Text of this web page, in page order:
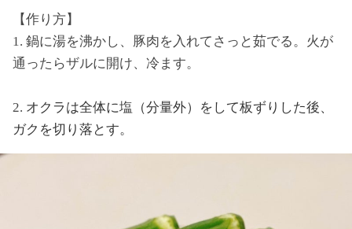
【作り方】
1. 鍋に湯を沸かし、豚肉を入れてさっと茹でる。火が
通ったらザルに開け、冷ます。
2. オクラは全体に塩（分量外）をして板ずりした後、
ガクを切り落とす。